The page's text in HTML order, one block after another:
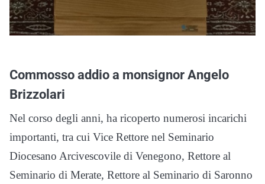
Commosso addio a monsignor Angelo
Brizzolari
Nel corso degli anni, ha ricoperto numerosi incarichi
importanti, tra cui Vice Rettore nel Seminario
Diocesano Arcivescovile di Venegono, Rettore al
Seminario di Merate, Rettore al Seminario di Saronno